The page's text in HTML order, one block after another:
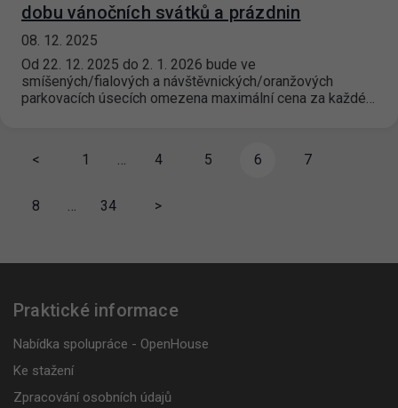
dobu vánočních svátků a prázdnin
08. 12. 2025
Od 22. 12. 2025 do 2. 1. 2026 bude ve
smíšených/fialových a návštěvnických/oranžových
parkovacích úsecích omezena maximální cena za každé…
< 1 … 4 5 6 7
8 … 34 >
Praktické informace
Nabídka spolupráce - OpenHouse
Ke stažení
Zpracování osobních údajů